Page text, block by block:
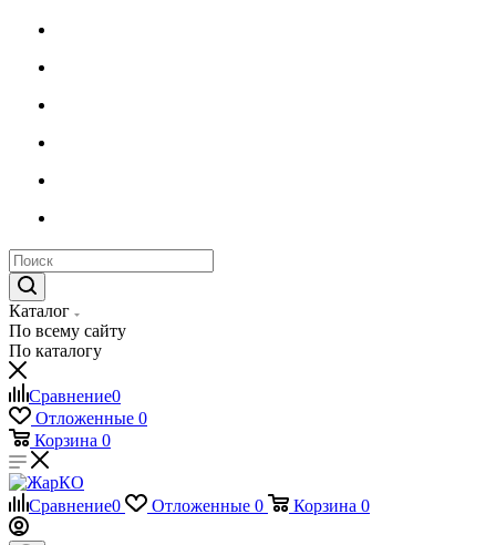
Каталог
По всему сайту
По каталогу
Сравнение0
Отложенные 0
Корзина 0
Сравнение0 Отложенные 0 Корзина 0